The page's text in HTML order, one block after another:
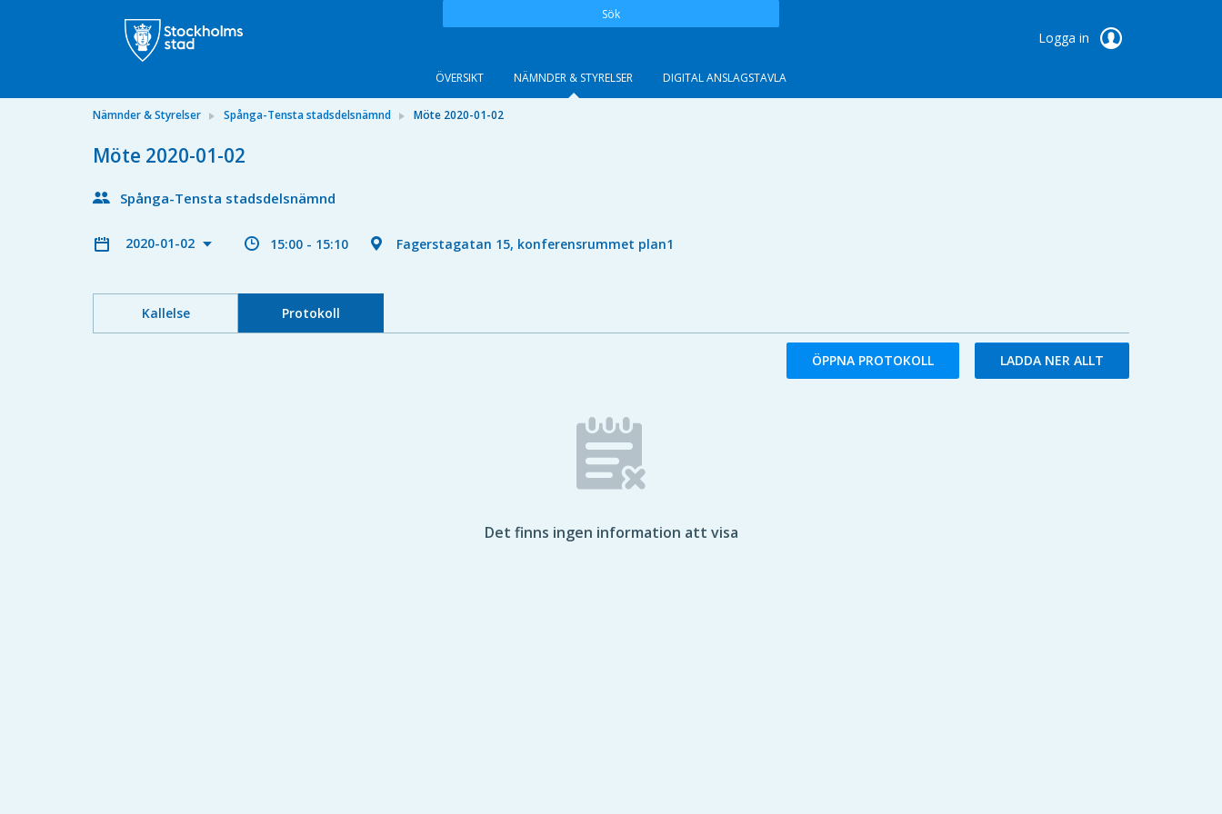
Sök
Logga in
ÖVERSIKT NÄMNDER & STYRELSER DIGITAL ANSLAGSTAVLA
Nämnder & Styrelser Spånga-Tensta stadsdelsnämnd Möte 2020-01-02
Möte 2020-01-02
Spånga-Tensta stadsdelsnämnd
2020-01-02 15:00 - 15:10 Fagerstagatan 15, konferensrummet plan1
Kallelse Protokoll
ÖPPNA PROTOKOLL LADDA NER ALLT
Det finns ingen information att visa